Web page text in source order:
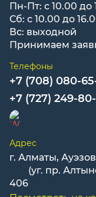
Пн-Пт: с 10.00 до
Сб: с 10.00 до
Вс: выходной
Принимаем
Телефоны
+7 (708) 080-
+7 (727) 249-
Адрес
г. Алматы,
(уг. пр.
406